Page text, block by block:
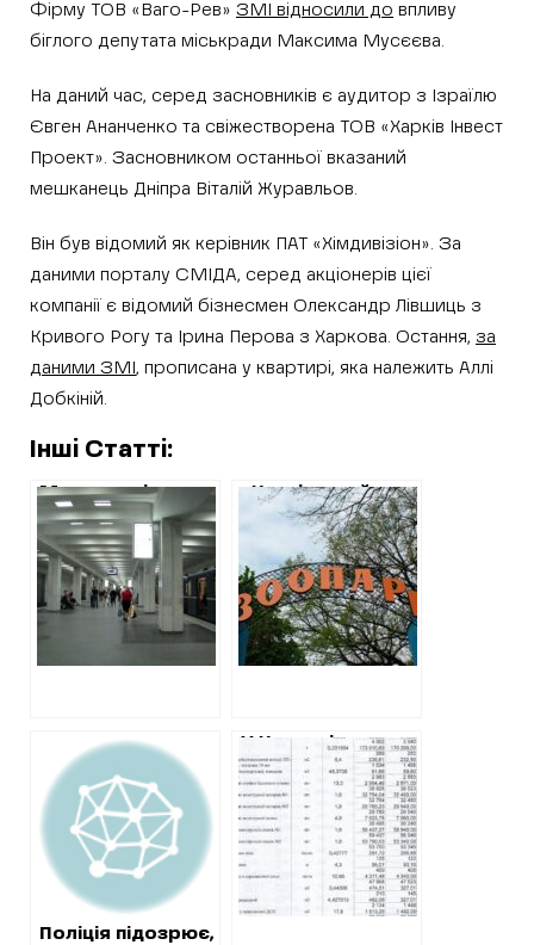
Фірму ТОВ «Ваго-Рев» ЗМІ відносили до впливу
біглого депутата міськради Максима Мусєєва.
На даний час, серед засновників є аудитор з Ізраїлю
Євген Ананченко та свіжестворена ТОВ «Харків Інвест
Проект». Засновником останньої вказаний
мешканець Дніпра Віталій Журавльов.
Він був відомий як керівник ПАТ «Хімдивізіон». За
даними порталу СМІДА, серед акціонерів цієї
компанії є відомий бізнесмен Олександр Лівшиць з
Кривого Рогу та Ірина Перова з Харкова. Остання, за
даними ЗМІ , прописана у квартирі, яка належить Аллі
Добкіній.
Інші Статті:
Метрополітен в
півтора рази
переплатить за
гумові килими
«Харківський
зоопарк» купує
космічними
цінами
Поліція підозрює,
У Харкові
зроблять
коштовний
ремонт музичної
школи №12